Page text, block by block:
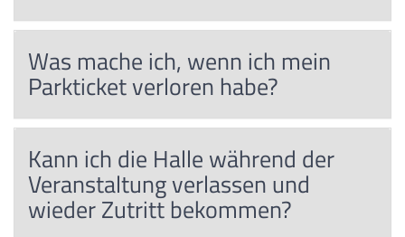
Was mache ich, wenn ich mein
Parkticket verloren habe?
Kann ich die Halle während der
Veranstaltung verlassen und
wieder Zutritt bekommen?